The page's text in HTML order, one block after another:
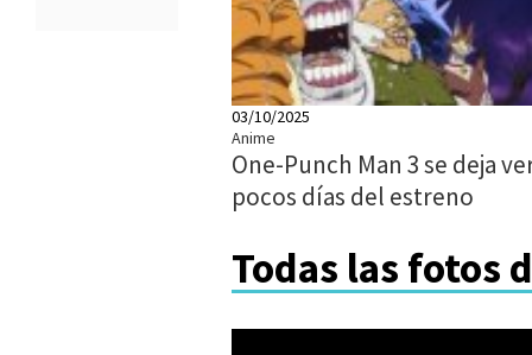
03/10/2025
Anime
One-Punch Man 3 se deja
pocos días del estreno
Todas las fotos